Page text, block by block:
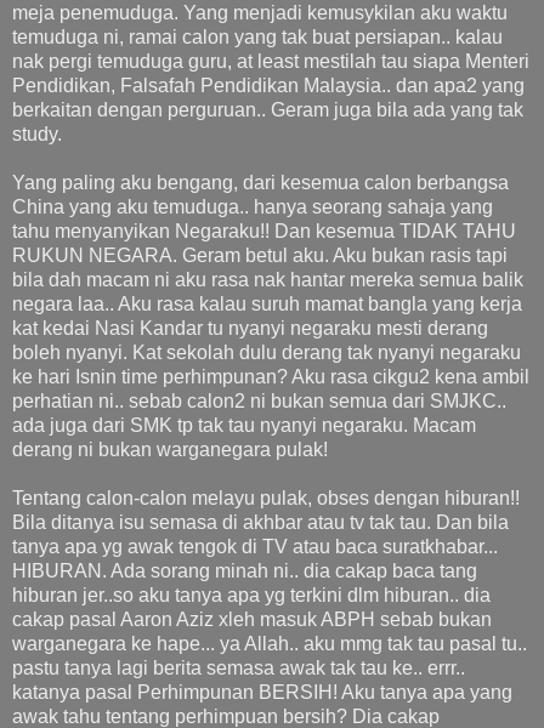
meja penemuduga. Yang menjadi kemusykilan aku waktu
temuduga ni, ramai calon yang tak buat persiapan.. kalau
nak pergi temuduga guru, at least mestilah tau siapa Menteri
Pendidikan, Falsafah Pendidikan Malaysia.. dan apa2 yang
berkaitan dengan perguruan.. Geram juga bila ada yang tak
study.
Yang paling aku bengang, dari kesemua calon berbangsa
China yang aku temuduga.. hanya seorang sahaja yang
tahu menyanyikan Negaraku!! Dan kesemua TIDAK TAHU
RUKUN NEGARA. Geram betul aku. Aku bukan rasis tapi
bila dah macam ni aku rasa nak hantar mereka semua balik
negara laa.. Aku rasa kalau suruh mamat bangla yang kerja
kat kedai Nasi Kandar tu nyanyi negaraku mesti derang
boleh nyanyi. Kat sekolah dulu derang tak nyanyi negaraku
ke hari Isnin time perhimpunan? Aku rasa cikgu2 kena ambil
perhatian ni.. sebab calon2 ni bukan semua dari SMJKC..
ada juga dari SMK tp tak tau nyanyi negaraku. Macam
derang ni bukan warganegara pulak!
Tentang calon-calon melayu pulak, obses dengan hiburan!!
Bila ditanya isu semasa di akhbar atau tv tak tau. Dan bila
tanya apa yg awak tengok di TV atau baca suratkhabar...
HIBURAN. Ada sorang minah ni.. dia cakap baca tang
hiburan jer..so aku tanya apa yg terkini dlm hiburan.. dia
cakap pasal Aaron Aziz xleh masuk ABPH sebab bukan
warganegara ke hape... ya Allah.. aku mmg tak tau pasal tu..
pastu tanya lagi berita semasa awak tak tau ke.. errr..
katanya pasal Perhimpunan BERSIH! Aku tanya apa yang
awak tahu tentang perhimpuan bersih? Dia cakap